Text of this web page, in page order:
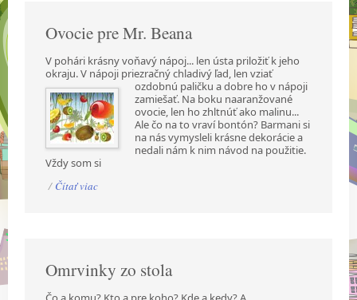
Ovocie pre Mr. Beana
V pohári krásny voňavý nápoj... len ústa priložiť k jeho
okraju. V nápoji priezračný chladivý ľad, len vziať
ozdobnú paličku a dobre ho v nápoji
zamiešať. Na boku naaranžované
ovocie, len ho zhltnúť ako malinu...
Ale čo na to vraví bontón? Barmani si
na nás vymysleli krásne dekorácie a
nedali nám k nim návod na použitie.
Vždy som si
/ Čítať viac
Omrvinky zo stola